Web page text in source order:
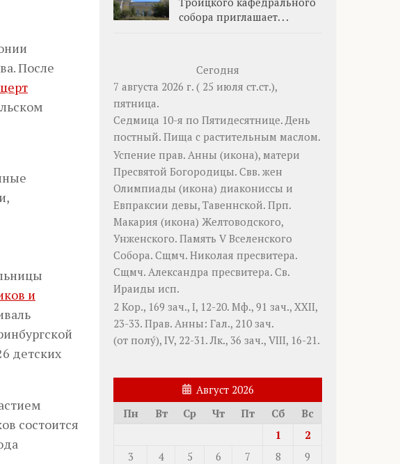
После
и
детских
состоится
собора приглашает. . .
Сегодня
7 августа 2026 г. ( 25 июля ст.ст.),
пятница.
Седмица 10-я по Пятидесятнице. День
постный. Пища с растительным маслом.
Успение прав. Анны (икона), матери
Пресвятой Богородицы. Свв. жен
Олимпиады (икона) диакониссы и
Евпраксии девы, Тавеннской. Прп.
Макария (икона) Желтоводского,
Унженского. Память V Вселенского
Собора. Сщмч. Николая пресвитера.
Сщмч. Александра пресвитера. Св.
Ираиды исп.
2 Кор., 169 зач., I, 12-20. Мф., 91 зач., XXII,
23-33. Прав. Анны: Гал., 210 зач.
(от полу́), IV, 22-31. Лк., 36 зач., VIII, 16-21.
Август 2026
Пн
Вт Ср Чт Пт Сб
Вс
1
2
3
4 5 6 7 8
9